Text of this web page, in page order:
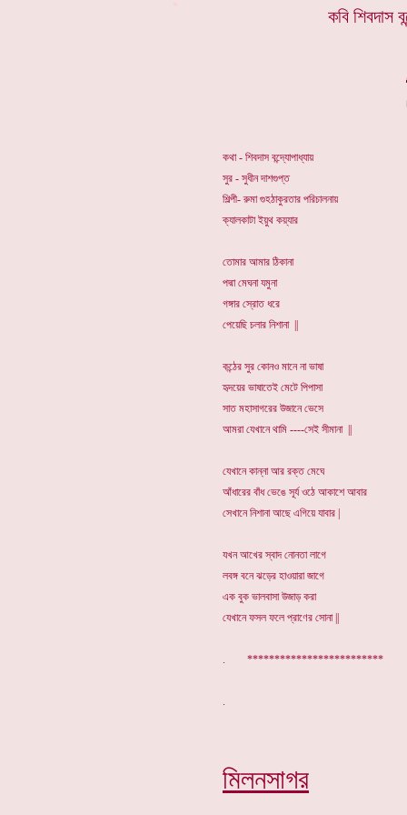
কবি শিবদাস
কথা - শিবদাস বন্দ্যোপাধ্যায়
সুর - সুধীন দাশগুপ্ত
শিল্পী- রুমা গুহঠাকুরতার পরিচালনায়
ক্যালকাটা ইয়ুথ কয়্যার
তোমার আমার ঠিকানা
পদ্মা মেঘনা যমুনা
গঙ্গার স্রোত ধরে
পেয়েছি চলার নিশানা ||
কন্ঠের সুর কোনও মানে না ভাষা
হৃদয়ের ভাষাতেই মেটে পিপাসা
সাত মহাসাগরের উজানে ভেসে
আমরা যেখানে থামি ----সেই সীমানা ||
যেখানে কান্না আর রক্ত মেঘে
আঁধারের বাঁধ ভেঙে সূর্য ওঠে আকাশে আবার
সেখানে নিশানা আছে এগিয়ে যাবার |
যখন আখের স্বাদ নোনতা লাগে
লবঙ্গ বনে ঝড়ের হাওয়ারা জাগে
এক বুক ভালবাসা উজাড় করা
যেখানে ফসল ফলে প্রাণের সোনা ||
. *************************
মিলনসাগর